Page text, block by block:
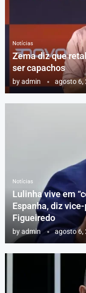
Notícias
Zema diz que
ser capachos
byadmin agosto 6,
Notícias
Lulinha vive em
Espanha, diz
Figueiredo
byadmin agosto 6,